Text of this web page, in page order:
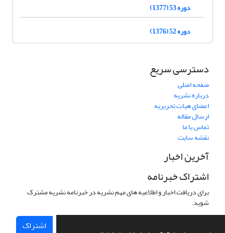
دوره 53 (1377)
دوره 52 (1376)
دسترسی سریع
صفحه اصلی
درباره نشریه
اعضای هیات تحریریه
ارسال مقاله
تماس با ما
نقشه سایت
آخرین اخبار
اشتراک خبرنامه
برای دریافت اخبار و اطلاعیه های مهم نشریه در خبرنامه نشریه مشترک
شوید.
اشتراک